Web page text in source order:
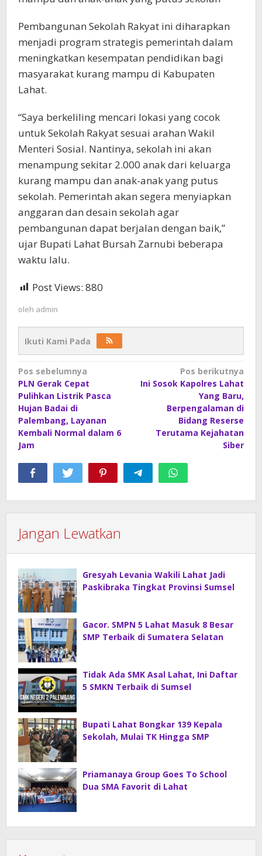
Pembangunan Sekolah Rakyat ini diharapkan
menjadi program strategis pemerintah dalam
meningkatkan kesempatan pendidikan bagi
masyarakat kurang mampu di Kabupaten
Lahat.
“Saya berkeliling mencari lokasi yang cocok
untuk Sekolah Rakyat sesuai arahan Wakil
Menteri Sosial. Nantinya, sekolah ini akan
menampung sekitar 2.000 anak dari keluarga
kurang mampu dan anak-anak yang putus
sekolah. Pemerintah akan segera menyiapkan
anggaran dan desain sekolah agar
pembangunan dapat berjalan dengan baik,”
ujar Bupati Lahat Bursah Zarnubi beberapa
waktu lalu.
Post Views: 880
oleh admin
Ikuti Kami Pada
Navigasi
pos
Pos sebelumnya
PLN Gerak Cepat
Pulihkan Listrik Pasca
Hujan Badai di
Palembang, Layanan
Kembali Normal dalam 6
Jam
Pos berikutnya
Ini Sosok Kapolres Lahat
Yang Baru,
Berpengalaman di
Bidang Reserse
Terutama Kejahatan
Siber
Jangan Lewatkan
Gresyah Levania Wakili Lahat Jadi
Paskibraka Tingkat Provinsi Sumsel
Gacor. SMPN 5 Lahat Masuk 8 Besar
SMP Terbaik di Sumatera Selatan
Tidak Ada SMK Asal Lahat, Ini Daftar
5 SMKN Terbaik di Sumsel
Bupati Lahat Bongkar 139 Kepala
Sekolah, Mulai TK Hingga SMP
Priamanaya Group Goes To School
Dua SMA Favorit di Lahat